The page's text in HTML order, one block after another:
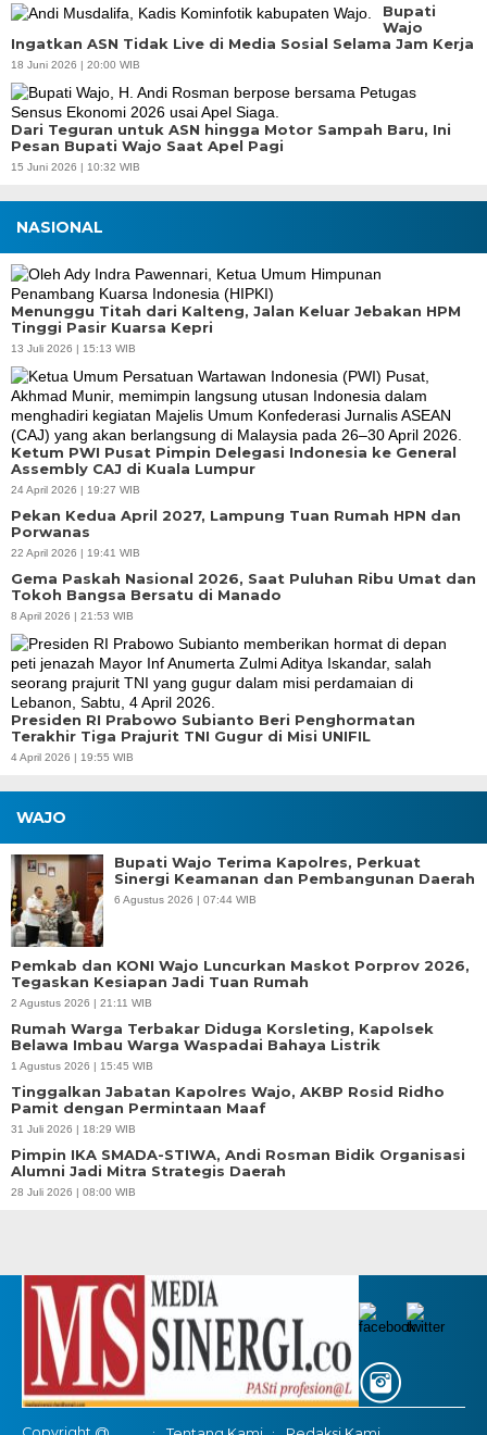
Bupati
Wajo
Ingatkan ASN Tidak Live di Media Sosial Selama Jam Kerja
18 Juni 2026 | 20:00 WIB
Dari Teguran untuk ASN hingga Motor Sampah Baru, Ini
Pesan Bupati Wajo Saat Apel Pagi
15 Juni 2026 | 10:32 WIB
NASIONAL
Menunggu Titah dari Kalteng, Jalan Keluar Jebakan HPM
Tinggi Pasir Kuarsa Kepri
13 Juli 2026 | 15:13 WIB
Ketum PWI Pusat Pimpin Delegasi Indonesia ke General
Assembly CAJ di Kuala Lumpur
24 April 2026 | 19:27 WIB
Pekan Kedua April 2027, Lampung Tuan Rumah HPN dan
Porwanas
22 April 2026 | 19:41 WIB
Gema Paskah Nasional 2026, Saat Puluhan Ribu Umat dan
Tokoh Bangsa Bersatu di Manado
8 April 2026 | 21:53 WIB
Presiden RI Prabowo Subianto Beri Penghormatan
Terakhir Tiga Prajurit TNI Gugur di Misi UNIFIL
4 April 2026 | 19:55 WIB
WAJO
Bupati Wajo Terima Kapolres, Perkuat
Sinergi Keamanan dan Pembangunan Daerah
6 Agustus 2026 | 07:44 WIB
Pemkab dan KONI Wajo Luncurkan Maskot Porprov 2026,
Tegaskan Kesiapan Jadi Tuan Rumah
2 Agustus 2026 | 21:11 WIB
Rumah Warga Terbakar Diduga Korsleting, Kapolsek
Belawa Imbau Warga Waspadai Bahaya Listrik
1 Agustus 2026 | 15:45 WIB
Tinggalkan Jabatan Kapolres Wajo, AKBP Rosid Ridho
Pamit dengan Permintaan Maaf
31 Juli 2026 | 18:29 WIB
Pimpin IKA SMADA-STIWA, Andi Rosman Bidik Organisasi
Alumni Jadi Mitra Strategis Daerah
28 Juli 2026 | 08:00 WIB